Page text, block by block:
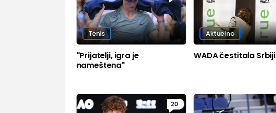
Tenis
"Prijatelji, igra je
nameštena"
Aktuelno
WADA čestitala Srbiji
20